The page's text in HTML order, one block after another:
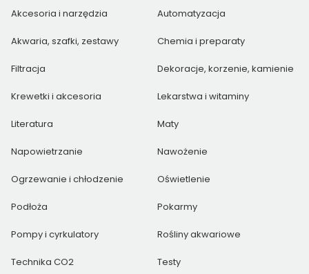
Akcesoria i narzędzia Automatyzacja
Akwaria, szafki, zestawy Chemia i preparaty
Filtracja Dekoracje, korzenie, kamienie
Krewetki i akcesoria Lekarstwa i witaminy
Literatura Maty
Napowietrzanie Nawożenie
Ogrzewanie i chłodzenie Oświetlenie
Podłoża Pokarmy
Pompy i cyrkulatory Rośliny akwariowe
Technika CO2 Testy